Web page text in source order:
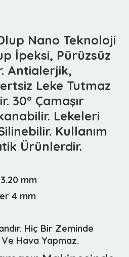
Nano Teknoloji
İpeksi, Pürüzsüz
Antialerjik,
Leke Tutmaz
30° Çamaşır
Lekeleri
Kullanım
Ürünlerdir.
3.20 mm
4 mm
Hiç Bir Zeminde
Hava Yapmaz.